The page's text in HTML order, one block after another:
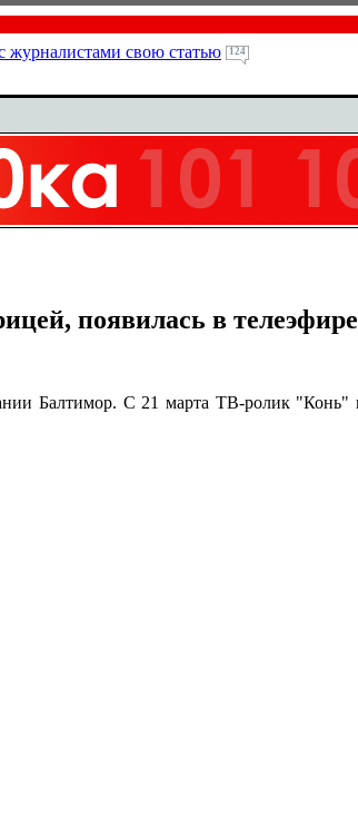
журналистами свою статью 124
появилась в телеэфире
Балтимор. С 21 марта ТВ-ролик